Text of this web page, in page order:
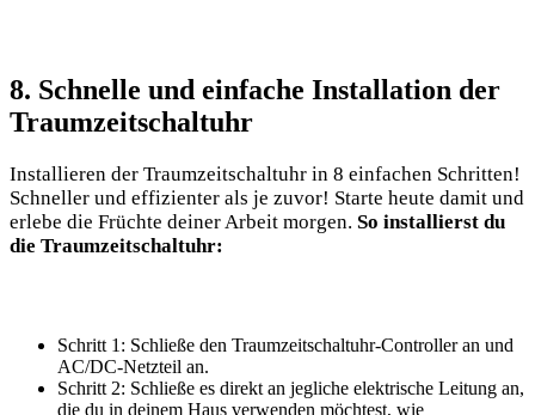
8. Schnelle und einfache Installation der
Traumzeitschaltuhr
Installieren der Traumzeitschaltuhr in 8 einfachen Schritten!
Schneller und effizienter als je zuvor! Starte heute damit und
erlebe die Früchte deiner Arbeit morgen. So installierst du
die Traumzeitschaltuhr:
Schritt 1: Schließe den Traumzeitschaltuhr-Controller an und
AC/DC-Netzteil an.
Schritt 2: Schließe es direkt an jegliche elektrische Leitung an,
die du in deinem Haus verwenden möchtest, wie